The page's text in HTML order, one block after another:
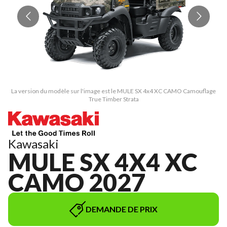
La version du modèle sur l'image est le MULE SX 4x4 XC CAMO Camouflage
True Timber Strata
Kawasaki
MULE SX 4X4 XC
CAMO 2027
DEMANDE DE PRIX